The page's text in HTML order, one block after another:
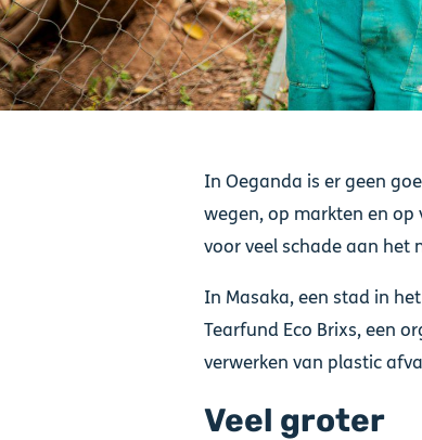
In Oeganda is er geen
wegen, op markten en
voor veel schade aan het
In Masaka, een stad in
Tearfund Eco Brixs, een
verwerken van plastic
Veel groter